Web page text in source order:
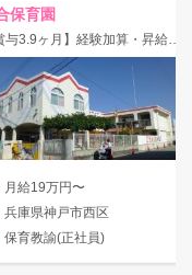
保育園
【賞与3.9ヶ月】経験加算・昇給で頑張りをしっかり評価♪広々とした園庭あり！
月給19万円〜
兵庫県神戸市西区
保育教諭(正社員)